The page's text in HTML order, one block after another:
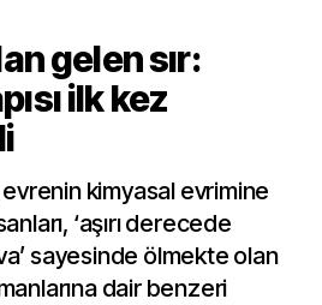
gelen sır:
ilk kez
kimyasal evrimine
‘aşırı derecede
sayesinde ölmekte olan
dair benzeri